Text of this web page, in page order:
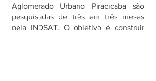
Aglomerado Urbano Piracicaba são
pesquisadas de três em três meses
pela INDSAT. O objetivo é construir